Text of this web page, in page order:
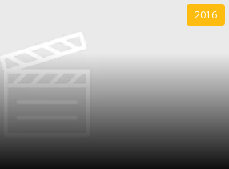
2016